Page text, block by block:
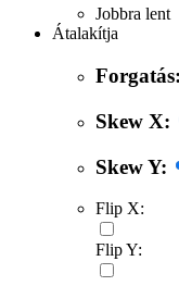
Jobbra lent
Átalakítja
Forgatás:
Skew X:
Skew Y:
Flip X:
Flip Y: